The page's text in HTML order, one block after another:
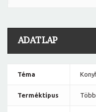
ADATLAP
Téma
Terméktípus